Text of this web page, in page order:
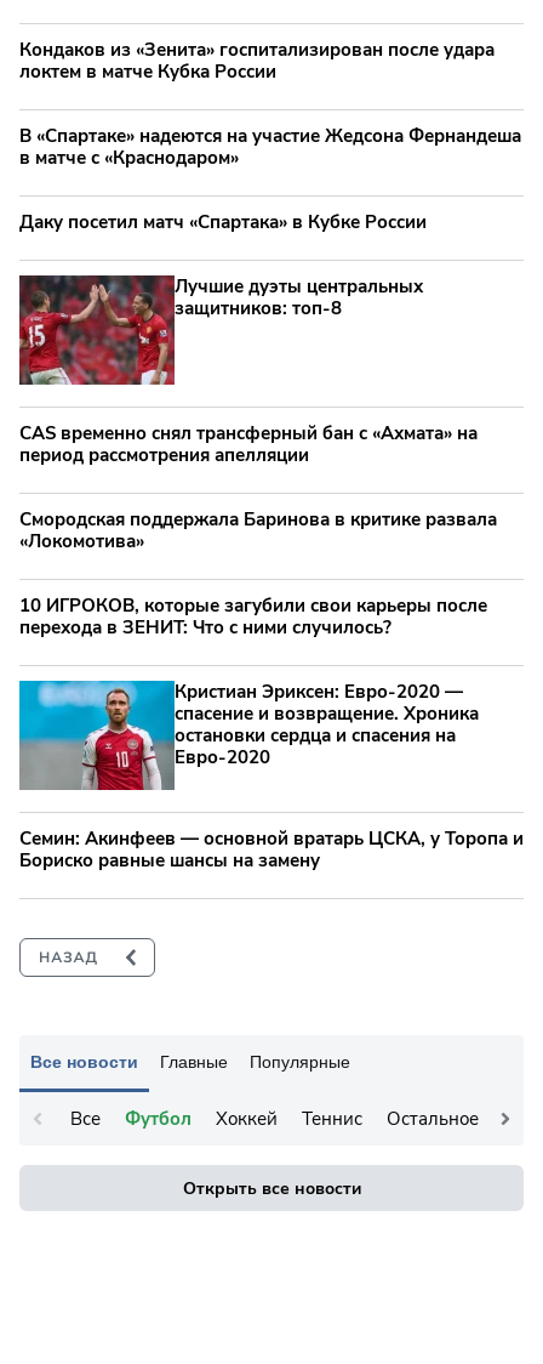
Все новости Главные Популярные
Все Футбол Хоккей Теннис Остальное
Открыть все новости
Кондаков из «Зенита» госпитализирован после удара
локтем в матче Кубка России
В «Спартаке» надеются на участие Жедсона Фернандеша
в матче с «Краснодаром»
Даку посетил матч «Спартака» в Кубке России
Лучшие дуэты центральных
защитников: топ‑8
CAS временно снял трансферный бан с «Ахмата» на
период рассмотрения апелляции
Смородская поддержала Баринова в критике развала
«Локомотива»
10 ИГРОКОВ, которые загубили свои карьеры после
перехода в ЗЕНИТ: Что с ними случилось?
Кристиан Эриксен: Евро‑2020 —
спасение и возвращение. Хроника
остановки сердца и спасения на
Евро‑2020
Семин: Акинфеев — основной вратарь ЦСКА, у Торопа и
Бориско равные шансы на замену